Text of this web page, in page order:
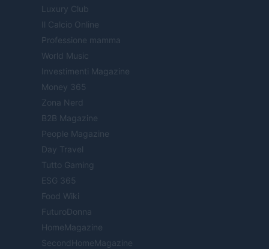
Luxury Club
Il Calcio Online
Professione mamma
World Music
Investimenti Magazine
Money 365
Zona Nerd
B2B Magazine
People Magazine
Day Travel
Tutto Gaming
ESG 365
Food Wiki
FuturoDonna
HomeMagazine
SecondHomeMagazine